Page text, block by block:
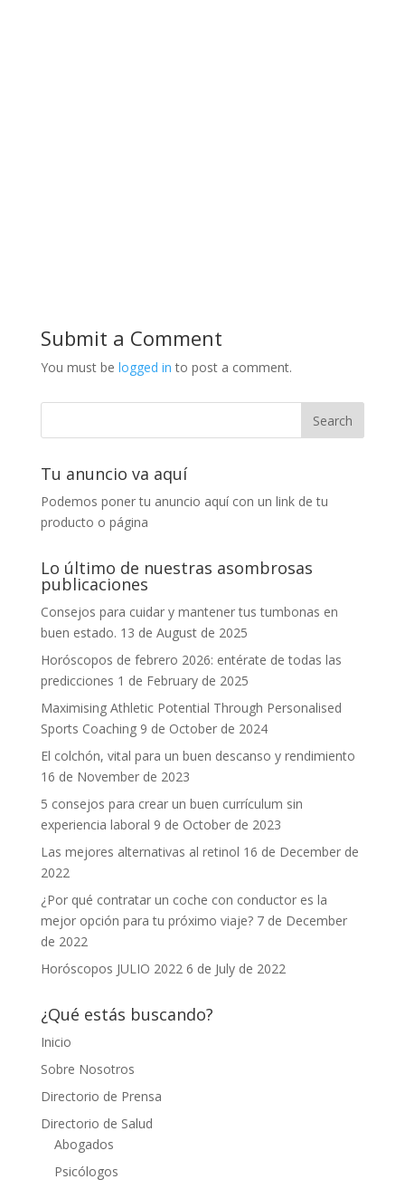
Submit a Comment
You must be logged in to post a comment.
Tu anuncio va aquí
Podemos poner tu anuncio aquí con un link de tu
producto o página
Lo último de nuestras asombrosas
publicaciones
Consejos para cuidar y mantener tus tumbonas en
buen estado. 13 de August de 2025
Horóscopos de febrero 2026: entérate de todas las
predicciones 1 de February de 2025
Maximising Athletic Potential Through Personalised
Sports Coaching 9 de October de 2024
El colchón, vital para un buen descanso y rendimiento
16 de November de 2023
5 consejos para crear un buen currículum sin
experiencia laboral 9 de October de 2023
Las mejores alternativas al retinol 16 de December de
2022
¿Por qué contratar un coche con conductor es la
mejor opción para tu próximo viaje? 7 de December
de 2022
Horóscopos JULIO 2022 6 de July de 2022
¿Qué estás buscando?
Inicio
Sobre Nosotros
Directorio de Prensa
Directorio de Salud
Abogados
Psicólogos